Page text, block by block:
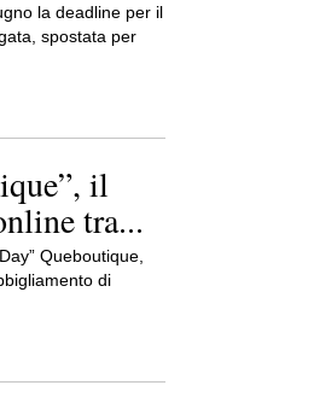
la deadline per il
spostata per
il
tra...
Queboutique,
di